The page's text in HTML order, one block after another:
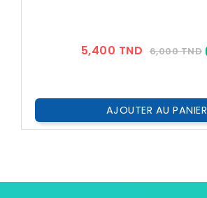
5,400 TND Prix
6,000 TND
AJOUTER AU PANIER